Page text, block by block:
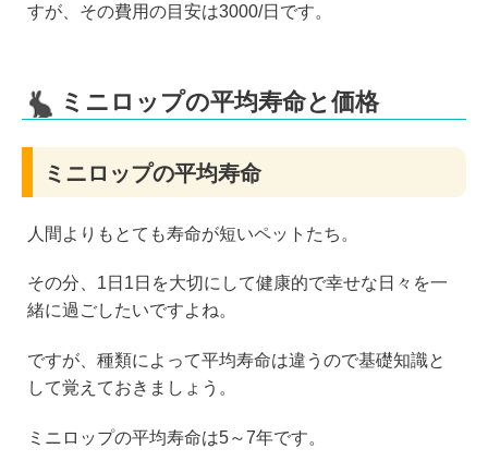
すが、その費用の目安は3000/日です。
ミニロップの平均寿命と価格
ミニロップの平均寿命
人間よりもとても寿命が短いペットたち。
その分、1日1日を大切にして健康的で幸せな日々を一
緒に過ごしたいですよね。
ですが、種類によって平均寿命は違うので基礎知識と
して覚えておきましょう。
ミニロップの平均寿命は5～7年です。